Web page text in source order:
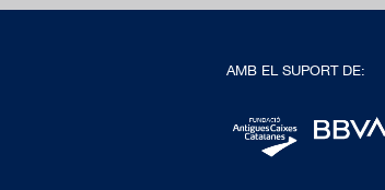
AMB EL SUPORT DE: